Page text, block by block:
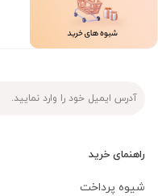
راهنمای خرید
شیوه پرداخت